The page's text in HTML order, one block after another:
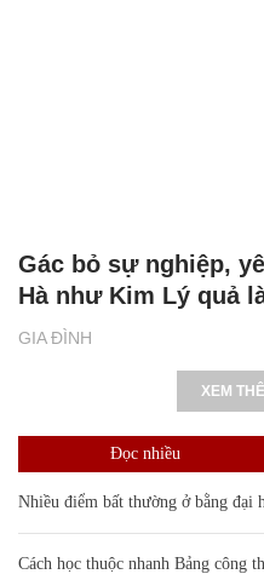
GIA ĐÌNH
Gác bỏ sự nghiệp,
Hà như Kim Lý quả
XEM
Đọc nhiều
Nhiều điểm bất thường ở bằng đại
Cách học thuộc nhanh Bảng công